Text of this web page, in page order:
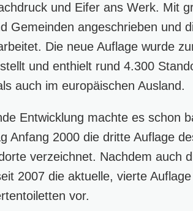
und Eifer ans Werk. Mit
Gemeinden angeschrieben und
Die neue Auflage wurde
und enthielt rund 4.300
auch im europäischen Ausland.
Entwicklung machte es schon
Anfang 2000 die dritte Auflage
verzeichnet. Nachdem auch
2007 die aktuelle, vierte
vor.